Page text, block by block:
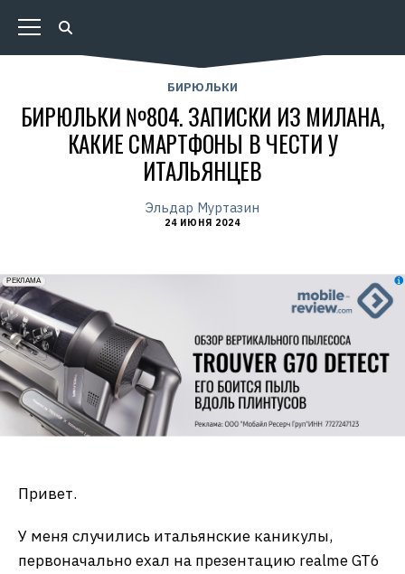
БИРЮЛЬКИ
БИРЮЛЬКИ №804. ЗАПИСКИ ИЗ МИЛАНА,
КАКИЕ СМАРТФОНЫ В ЧЕСТИ У
ИТАЛЬЯНЦЕВ
Эльдар Муртазин
24 ИЮНЯ 2024
erid: 2VfnxxmNzs5
РЕКЛАМА
Привет.
У меня случились итальянские каникулы,
первоначально ехал на презентацию realme GT6